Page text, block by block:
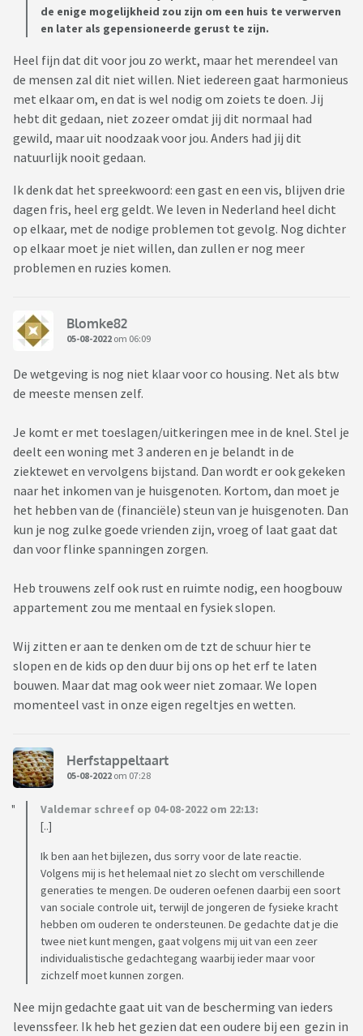
de ecologische impact op onze verschillende woonvormen?
(Mocht dit topic beter op een andere pijler staan, verplaats
het dan gerust.)
de enige mogelijkheid zou zijn om een huis te verwerven
en later als gepensioneerde gerust te zijn.
Heel fijn dat dit voor jou zo werkt, maar het merendeel van
de mensen zal dit niet willen. Niet iedereen gaat harmonieus
met elkaar om, en dat is wel nodig om zoiets te doen. Jij
hebt dit gedaan, niet zozeer omdat jij dit normaal had
gewild, maar uit noodzaak voor jou. Anders had jij dit
natuurlijk nooit gedaan.
Ik denk dat het spreekwoord: een gast en een vis, blijven drie
dagen fris, heel erg geldt. We leven in Nederland heel dicht
op elkaar, met de nodige problemen tot gevolg. Nog dichter
op elkaar moet je niet willen, dan zullen er nog meer
problemen en ruzies komen.
Blomke82
05-08-2022 om 06:09
De wetgeving is nog niet klaar voor co housing. Net als btw
de meeste mensen zelf.
Je komt er met toeslagen/uitkeringen mee in de knel. Stel je
deelt een woning met 3 anderen en je belandt in de
ziektewet en vervolgens bijstand. Dan wordt er ook gekeken
naar het inkomen van je huisgenoten. Kortom, dan moet je
het hebben van de (financiële) steun van je huisgenoten. Dan
kun je nog zulke goede vrienden zijn, vroeg of laat gaat dat
dan voor flinke spanningen zorgen.
Heb trouwens zelf ook rust en ruimte nodig, een hoogbouw
appartement zou me mentaal en fysiek slopen.
Wij zitten er aan te denken om de tzt de schuur hier te
slopen en de kids op den duur bij ons op het erf te laten
bouwen. Maar dat mag ook weer niet zomaar. We lopen
momenteel vast in onze eigen regeltjes en wetten.
Herfstappeltaart
05-08-2022 om 07:28
Valdemar schreef op 04-08-2022 om 22:13:
[..]
Ik ben aan het bijlezen, dus sorry voor de late reactie.
Volgens mij is het helemaal niet zo slecht om verschillende
generaties te mengen. De ouderen oefenen daarbij een soort
van sociale controle uit, terwijl de jongeren de fysieke kracht
hebben om ouderen te ondersteunen. De gedachte dat je die
twee niet kunt mengen, gaat volgens mij uit van een zeer
individualistische gedachtegang waarbij ieder maar voor
zichzelf moet kunnen zorgen.
Nee mijn gedachte gaat uit van de bescherming van ieders
levenssfeer. Ik heb het gezien dat een oudere bij een gezin in